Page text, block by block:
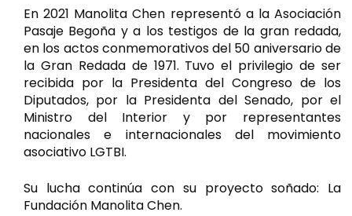
En 2021 Manolita Chen representó a la Asociación
Pasaje Begoña y a los testigos de la gran redada,
en los actos conmemorativos del 50 aniversario de
la Gran Redada de 1971. Tuvo el privilegio de ser
recibida por la Presidenta del Congreso de los
Diputados, por la Presidenta del Senado, por el
Ministro del Interior y por representantes
nacionales e internacionales del movimiento
asociativo LGTBI.
Su lucha continúa con su proyecto soñado: La
Fundación Manolita Chen.